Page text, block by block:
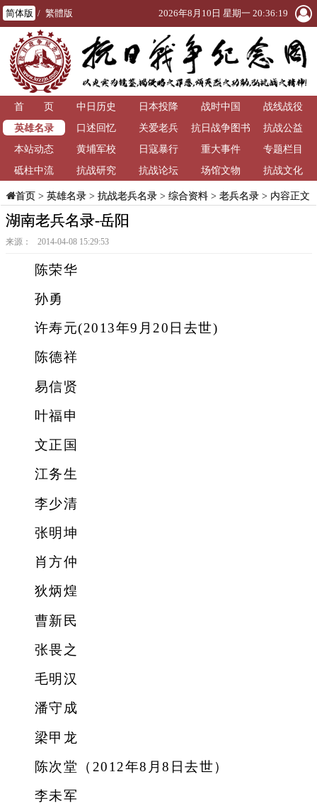
简体版 / 繁體版 2026年8月10日 星期一 20:36:20
首 页 中日历史 日本投降 战时中国
战线战役
英雄名录
口述回忆 关爱老兵
抗日战争图书
馆
抗战公益
本站动态
黄埔军校 日寇暴行 重大事件
专题栏目
砥柱中流
抗战研究 抗战论坛 场馆文物 抗战文化
首页> 英雄名录> 抗战老兵名录> 综合资料> 老兵名录> 内容正文
湖南老兵名录-岳阳
来源： 2014-04-08 15:29:53
陈荣华
孙勇
许寿元(2013年9月20日去世)
陈德祥
易信贤
叶福申
文正国
江务生
李少清
张明坤
肖方仲
狄炳煌
曹新民
张畏之
毛明汉
潘守成
梁甲龙
陈次堂（2012年8月8日去世）
李未军